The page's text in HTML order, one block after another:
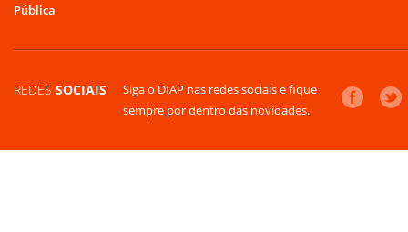
Pública
REDES SOCIAIS
Siga o DIAP nas redes sociais e fique
sempre por dentro das novidades.